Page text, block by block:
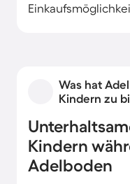
Was hat
Kindern zu
Kindern
Adelboden